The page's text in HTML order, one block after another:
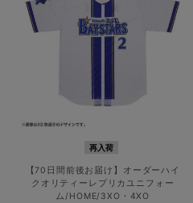
再入荷
【70日間前後お届け】オーダーハイ
クオリティーレプリカユニフォー
ム/HOME/3XO・4XO